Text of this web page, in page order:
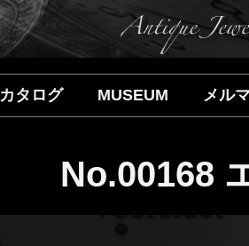
カタログ MUSEUM メル
No.00168